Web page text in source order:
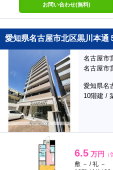
お問い合わせ(無料)
愛知県名古屋市北区黒川本通
名古屋市
名古屋市
愛知県名
10階建 /
6.5 万円
敷 － / 礼 －